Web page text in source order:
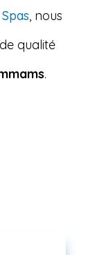
Spas, nous
qualité
.